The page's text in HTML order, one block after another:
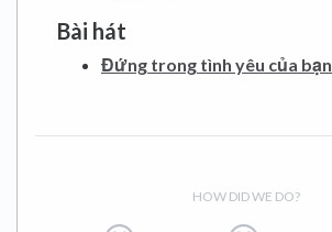
Bài hát
Đứng trong tình yêu của bạn
HOW DID WE DO?